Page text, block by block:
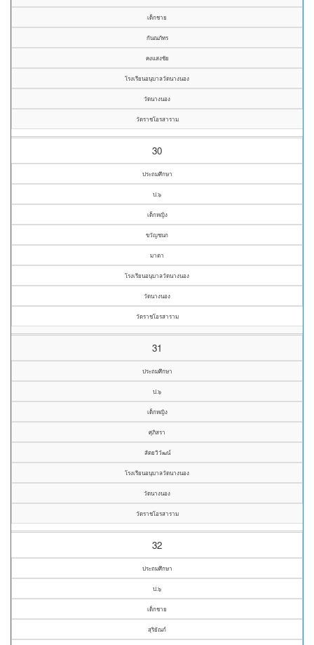
เด็กชาย
กันณภัทร
คงแสงชัย
โรงเรียนอนุบาลวัดนางนอง
วัดนางนอง
วัดราชโอรสาราม
30
ประถมศึกษา
ป.๖
เด็กหญิง
ขวัญชนก
มาตา
โรงเรียนอนุบาลวัดนางนอง
วัดนางนอง
วัดราชโอรสาราม
31
ประถมศึกษา
ป.๖
เด็กหญิง
ศุภิสรา
สัตยวิวัฒน์
โรงเรียนอนุบาลวัดนางนอง
วัดนางนอง
วัดราชโอรสาราม
32
ประถมศึกษา
ป.๖
เด็กชาย
สุริยัณก์